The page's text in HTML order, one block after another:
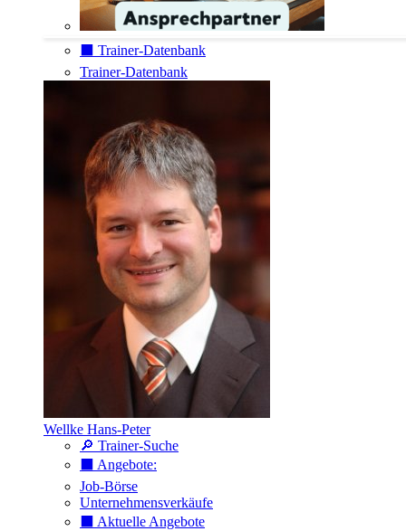
⬛️ Trainer-Datenbank
Trainer-Datenbank
Wellke Hans-Peter
🔎 Trainer-Suche
⬛️ Angebote:
Job-Börse
Unternehmensverkäufe
⬛️ Aktuelle Angebote